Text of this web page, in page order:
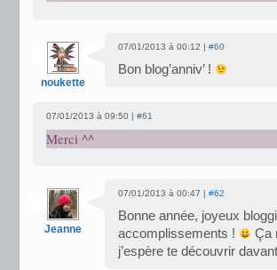
noukette
07/01/2013 à 00:12 | #60
Bon blog’anniv’ !
07/01/2013 à 09:50 | #61
Merci ^^
Jeanne
07/01/2013 à 00:47 | #62
Bonne année, joyeux
accomplissements !
Ça
j’espère te découvrir